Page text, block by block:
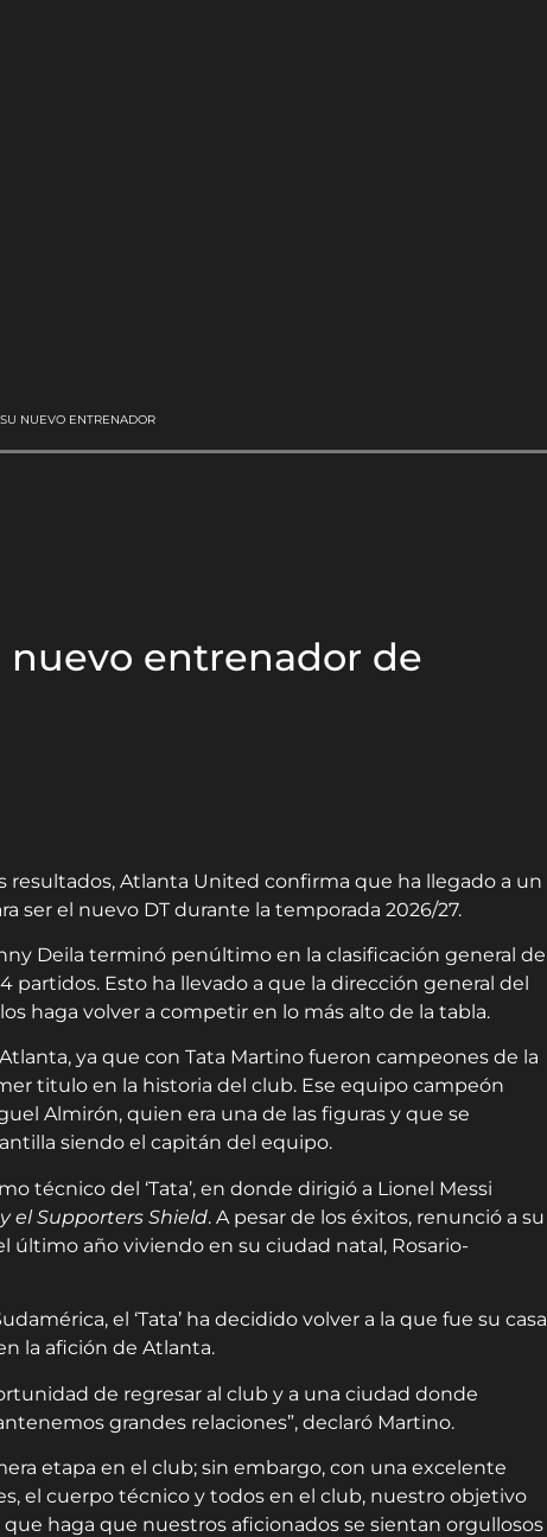
NUEVO ENTRENADOR
nuevo entrenador de
resultados, Atlanta United confirma que ha llegado a un
ser el nuevo DT durante la temporada 2026/27.
Deila terminó penúltimo en la clasificación general de
partidos. Esto ha llevado a que la dirección general del
haga volver a competir en lo más alto de la tabla.
ya que con Tata Martino fueron campeones de la
titulo en la historia del club. Ese equipo campeón
Almirón, quien era una de las figuras y que se
siendo el capitán del equipo.
técnico del ‘Tata’, en donde dirigió a Lionel Messi
el Supporters Shield. A pesar de los éxitos, renunció a su
último año viviendo en su ciudad natal, Rosario-
el ‘Tata’ ha decidido volver a la que fue su casa
la afición de Atlanta.
de regresar al club y a una ciudad donde
grandes relaciones”, declaró Martino.
etapa en el club; sin embargo, con una excelente
el cuerpo técnico y todos en el club, nuestro objetivo
haga que nuestros aficionados se sientan orgullosos